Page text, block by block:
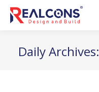
Daily Archives: